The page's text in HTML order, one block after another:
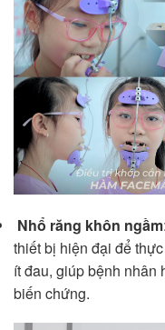
Nhổ răng khôn ngầm
thiết bị hiện đại để
ít đau, giúp bệnh nhân
biến chứng.